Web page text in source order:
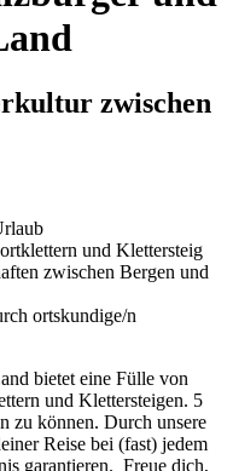
zwischen
und Klettersteig
zwischen Bergen und
ortskundige/n
bietet eine Fülle von
und Klettersteigen. 5
zu können. Durch unsere
Reise bei (fast) jedem
garantieren. Freue dich,